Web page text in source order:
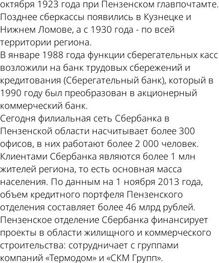
октября 1923 года при Пензенском главпочтамте.
Позднее сберкассы появились в Кузнецке и
Нижнем Ломове, а с 1930 года - по всей
территории региона.
В январе 1988 года функции сберегательных касс
возложили на банк трудовых сбережений и
кредитования (Сберегательный банк), который в
1990 году был преобразован в акционерный
коммерческий банк.
Сегодня филиальная сеть Сбербанка в
Пензенской области насчитывает более 300
офисов, в них работают более 2 000 человек.
Клиентами Сбербанка являются более 1 млн
жителей региона, то есть основная масса
населения. По данным на 1 ноября 2013 года,
объем кредитного портфеля Пензенского
отделения составляет более 46 млрд рублей.
Пензенское отделение Сбербанка финансирует
проекты в области жилищного и коммерческого
строительства: сотрудничает с группами
компаний «Термодом» и «СКМ Групп».